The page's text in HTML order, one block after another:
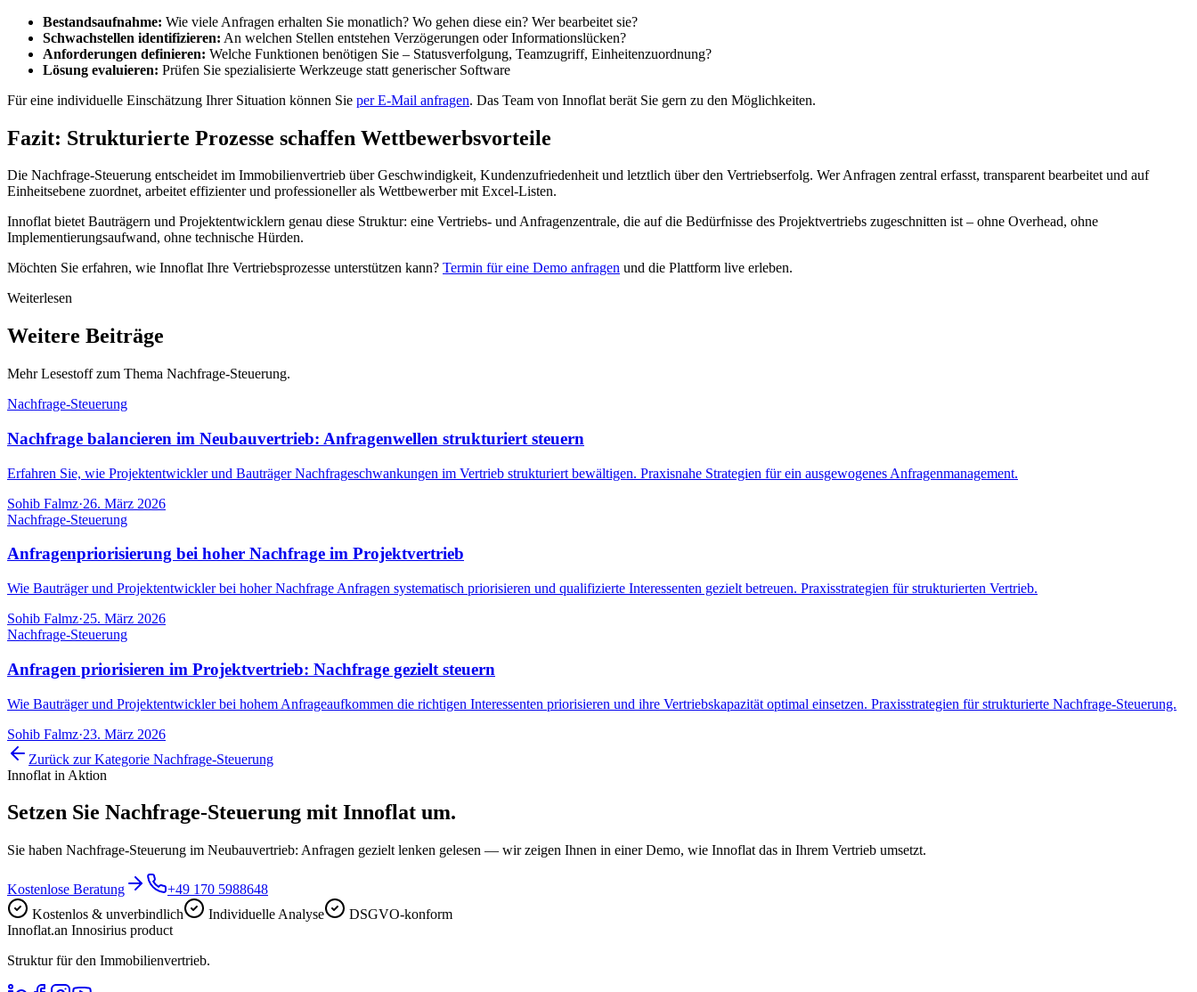
Bestandsaufnahme: Wie viele Anfragen erhalten Sie monatlich? Wo gehen diese ein? Wer bearbeitet sie?
Schwachstellen identifizieren: An welchen Stellen entstehen Verzögerungen oder Informationslücken?
Anforderungen definieren: Welche Funktionen benötigen Sie – Statusverfolgung, Teamzugriff, Einheitenzuordnung?
Lösung evaluieren: Prüfen Sie spezialisierte Werkzeuge statt generischer Software
Für eine individuelle Einschätzung Ihrer Situation können Sie per E-Mail anfragen. Das Team von Innoflat berät Sie gern zu den Möglichkeiten.
Fazit: Strukturierte Prozesse schaffen Wettbewerbsvorteile
Die Nachfrage-Steuerung entscheidet im Immobilienvertrieb über Geschwindigkeit, Kundenzufriedenheit und letztlich über den Vertriebserfolg. Wer Anfragen zentral erfasst, transparent bearbeitet und auf
Einheitsebene zuordnet, arbeitet effizienter und professioneller als Wettbewerber mit Excel-Listen.
Innoflat bietet Bauträgern und Projektentwicklern genau diese Struktur: eine Vertriebs- und Anfragenzentrale, die auf die Bedürfnisse des Projektvertriebs zugeschnitten ist – ohne Overhead, ohne
Implementierungsaufwand, ohne technische Hürden.
Möchten Sie erfahren, wie Innoflat Ihre Vertriebsprozesse unterstützen kann? Termin für eine Demo anfragen und die Plattform live erleben.
Weiterlesen
Weitere Beiträge
Mehr Lesestoff zum Thema Nachfrage-Steuerung.
Nachfrage-Steuerung
Nachfrage balancieren im Neubauvertrieb: Anfragenwellen strukturiert steuern
Erfahren Sie, wie Projektentwickler und Bauträger Nachfrageschwankungen im Vertrieb strukturiert bewältigen. Praxisnahe Strategien für ein ausgewogenes Anfragenmanagement.
Sohib Falmz·26. März 2026
Nachfrage-Steuerung
Anfragenpriorisierung bei hoher Nachfrage im Projektvertrieb
Wie Bauträger und Projektentwickler bei hoher Nachfrage Anfragen systematisch priorisieren und qualifizierte Interessenten gezielt betreuen. Praxisstrategien für strukturierten Vertrieb.
Sohib Falmz·25. März 2026
Nachfrage-Steuerung
Anfragen priorisieren im Projektvertrieb: Nachfrage gezielt steuern
Wie Bauträger und Projektentwickler bei hohem Anfrageaufkommen die richtigen Interessenten priorisieren und ihre Vertriebskapazität optimal einsetzen. Praxisstrategien für strukturierte Nachfrage-Steuerung.
Sohib Falmz·23. März 2026
Zurück zur Kategorie Nachfrage-Steuerung
Innoflat in Aktion
Setzen Sie Nachfrage-Steuerung mit Innoflat um.
Sie haben Nachfrage-Steuerung im Neubauvertrieb: Anfragen gezielt lenken gelesen — wir zeigen Ihnen in einer Demo, wie Innoflat das in Ihrem Vertrieb umsetzt.
Kostenlose Beratung
+49 170 5988648
Kostenlos & unverbindlich
Individuelle Analyse
DSGVO-konform
Innoflat.an Innosirius product
Struktur für den Immobilienvertrieb.